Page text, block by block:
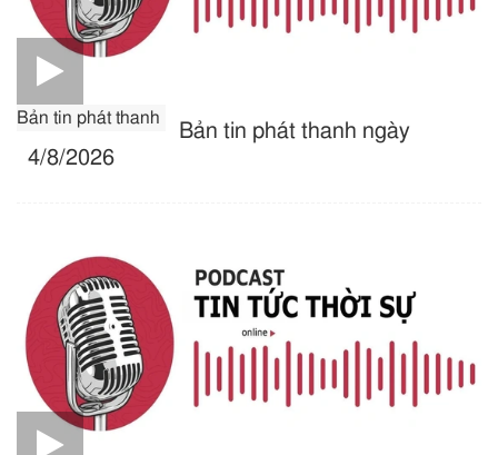
Bản tin phát thanh
Bản tin phát thanh ngày
4/8/2026